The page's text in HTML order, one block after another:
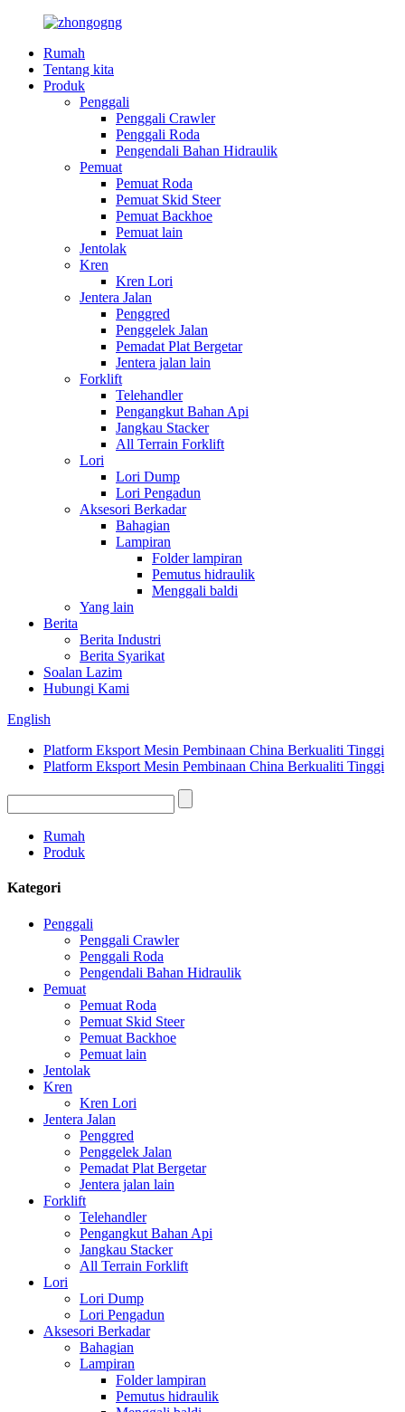
Rumah
Tentang kita
Produk
Penggali
Penggali Crawler
Penggali Roda
Pengendali Bahan Hidraulik
Pemuat
Pemuat Roda
Pemuat Skid Steer
Pemuat Backhoe
Pemuat lain
Jentolak
Kren
Kren Lori
Jentera Jalan
Penggred
Penggelek Jalan
Pemadat Plat Bergetar
Jentera jalan lain
Forklift
Telehandler
Pengangkut Bahan Api
Jangkau Stacker
All Terrain Forklift
Lori
Lori Dump
Lori Pengadun
Aksesori Berkadar
Bahagian
Lampiran
Folder lampiran
Pemutus hidraulik
Menggali baldi
Yang lain
Berita
Berita Industri
Berita Syarikat
Soalan Lazim
Hubungi Kami
English
Platform Eksport Mesin Pembinaan China Berkualiti Tinggi
Platform Eksport Mesin Pembinaan China Berkualiti Tinggi
Rumah
Produk
Kategori
Penggali
Penggali Crawler
Penggali Roda
Pengendali Bahan Hidraulik
Pemuat
Pemuat Roda
Pemuat Skid Steer
Pemuat Backhoe
Pemuat lain
Jentolak
Kren
Kren Lori
Jentera Jalan
Penggred
Penggelek Jalan
Pemadat Plat Bergetar
Jentera jalan lain
Forklift
Telehandler
Pengangkut Bahan Api
Jangkau Stacker
All Terrain Forklift
Lori
Lori Dump
Lori Pengadun
Aksesori Berkadar
Bahagian
Lampiran
Folder lampiran
Pemutus hidraulik